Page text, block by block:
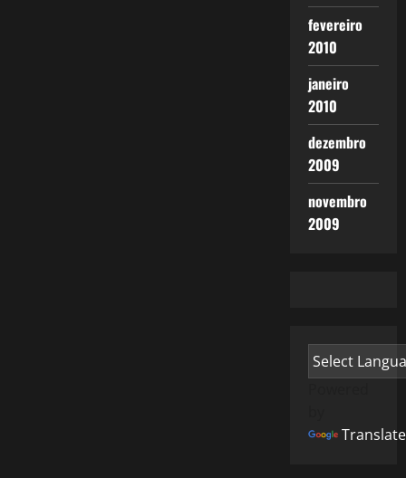
fevereiro
2010
janeiro
2010
dezembro
2009
novembro
2009
Translate